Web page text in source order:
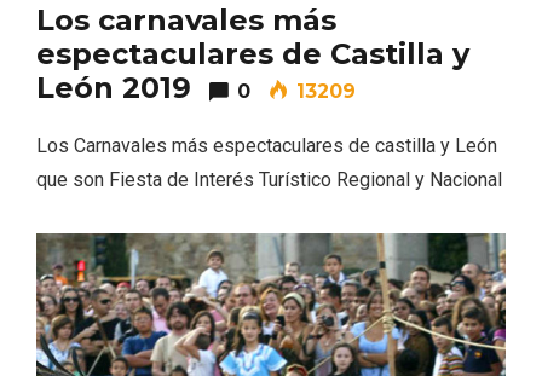
Los carnavales más
espectaculares de Castilla y
León 2019
0 13209
Los Carnavales más espectaculares de castilla y León
que son Fiesta de Interés Turístico Regional y Nacional
Inauguración del Árbol de Navidad a
ganchillo de Moradillo de Roa